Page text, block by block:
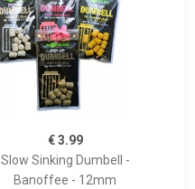
€ 3.99
Slow Sinking Dumbell -
Banoffee - 12mm